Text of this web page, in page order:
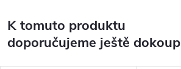
K tomuto produktu
doporučujeme ještě